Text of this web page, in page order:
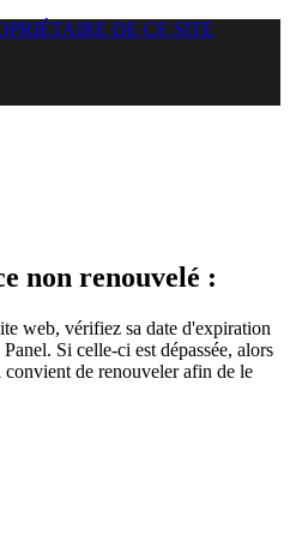
DE CE SITE
non renouvelé :
web, vérifiez sa date d'expiration
Si celle-ci est dépassée, alors
de renouveler afin de le